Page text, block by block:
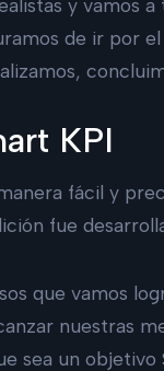
de ir por
KPI
fácil y
fue
que vamos
nuestras
sea un